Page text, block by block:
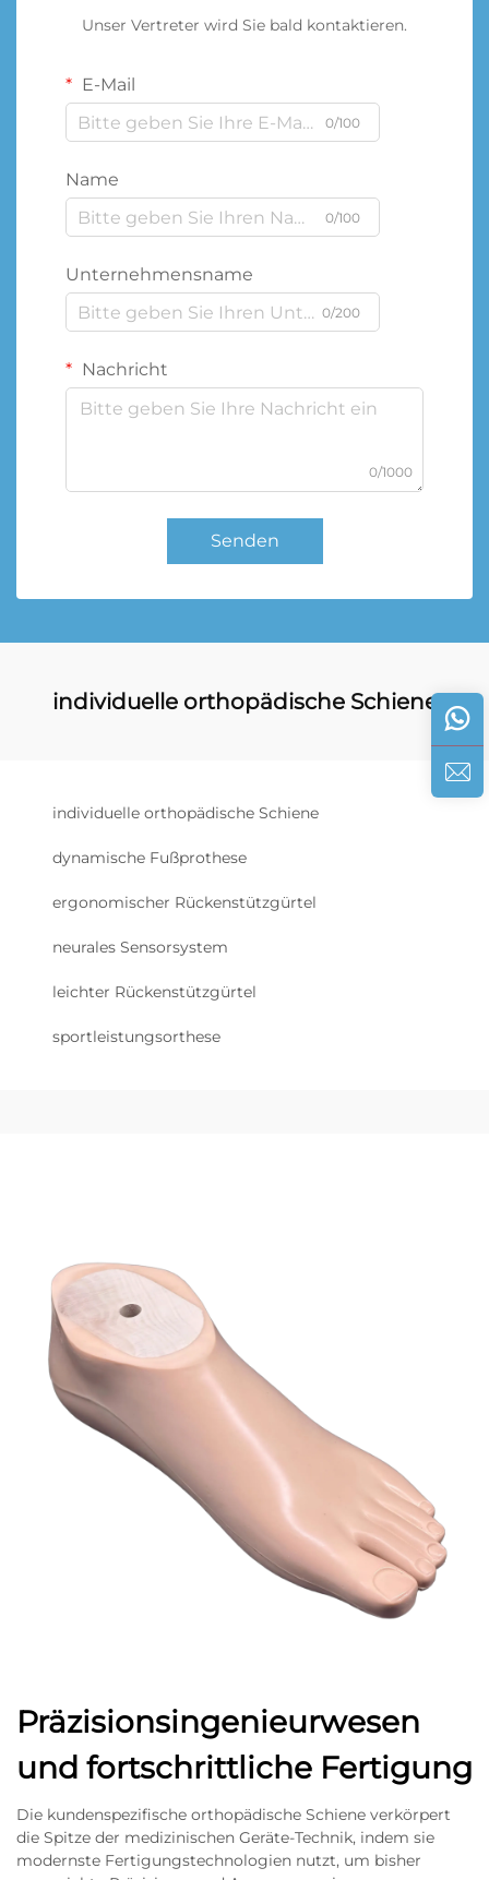
Unser Vertreter wird Sie bald kontaktieren.
E-Mail
0/100
Name
0/100
Unternehmensname
0/200
Nachricht
0/1000
Senden
individuelle orthopädische Schiene
individuelle orthopädische Schiene
dynamische Fußprothese
ergonomischer Rückenstützgürtel
neurales Sensorsystem
leichter Rückenstützgürtel
sportleistungsorthese
Präzisionsingenieurwesen
und fortschrittliche Fertigung
Die kundenspezifische orthopädische Schiene verkörpert
die Spitze der medizinischen Geräte-Technik, indem sie
modernste Fertigungstechnologien nutzt, um bisher